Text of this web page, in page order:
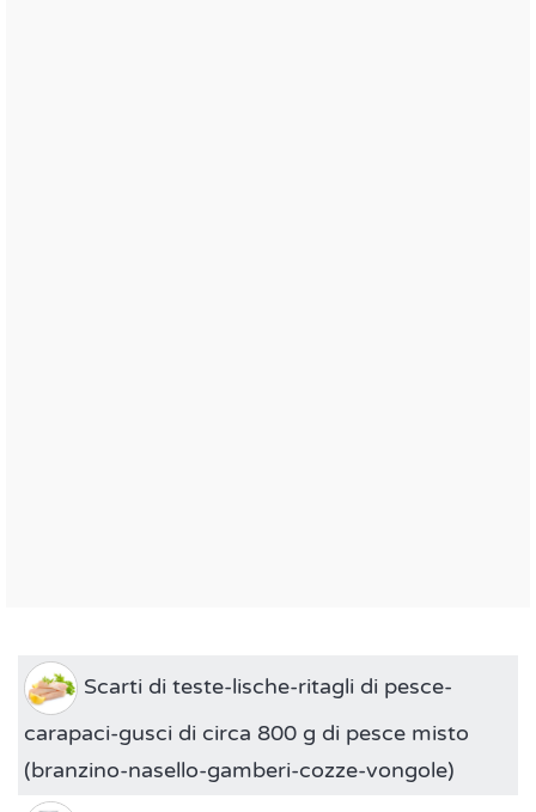
Scarti di teste-lische-ritagli di pesce-
carapaci-gusci di circa 800 g di pesce misto
(branzino-nasello-gamberi-cozze-vongole)